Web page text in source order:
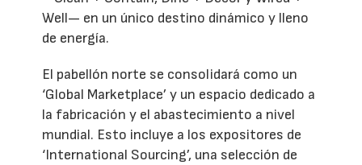
Well— en un único destino dinámico y lleno
de energía.
El pabellón norte se consolidará como un
‘Global Marketplace’ y un espacio dedicado a
la fabricación y el abastecimiento a nivel
mundial. Esto incluye a los expositores de
‘International Sourcing’, una selección de